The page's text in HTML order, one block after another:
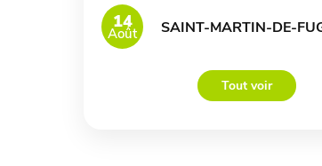
14
Août SAINT-MARTIN-DE-
Tout voir